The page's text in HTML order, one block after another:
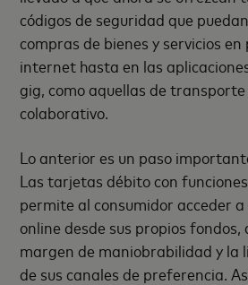
códigos de seguridad que
compras de bienes y servicios
internet hasta en las
gig, como aquellas de
colaborativo.
Lo anterior es un paso
Las tarjetas débito con
permite al consumidor acceder
online desde sus propios
margen de maniobrabilidad y la
de sus canales de preferencia.